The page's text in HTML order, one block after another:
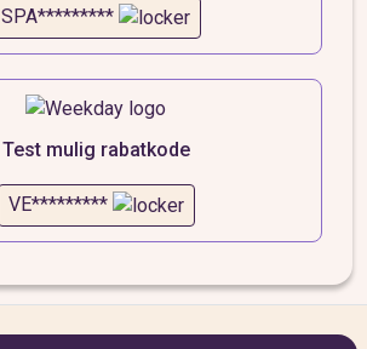
SPA*********
Test mulig rabatkode
VE*********